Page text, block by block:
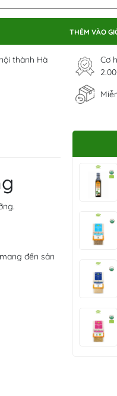
THÊM VÀO
thành Hà
Cơ
đến sản